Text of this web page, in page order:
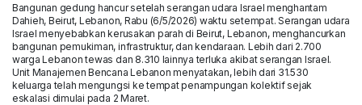
Bangunan gedung hancur setelah serangan udara Israel menghantam
Dahieh, Beirut, Lebanon, Rabu (6/5/2026) waktu setempat. Serangan udara
Israel menyebabkan kerusakan parah di Beirut, Lebanon, menghancurkan
bangunan pemukiman, infrastruktur, dan kendaraan. Lebih dari 2.700
warga Lebanon tewas dan 8.310 lainnya terluka akibat serangan Israel.
Unit Manajemen Bencana Lebanon menyatakan, lebih dari 31.530
keluarga telah mengungsi ke tempat penampungan kolektif sejak
eskalasi dimulai pada 2 Maret.